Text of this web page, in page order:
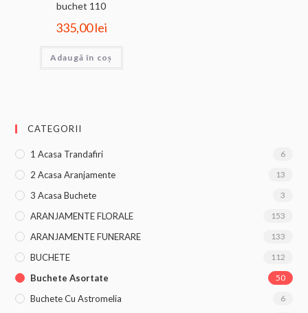
buchet 110
335,00lei
Adaugă în coș
CATEGORII
1 Acasa Trandafiri 6
2 Acasa Aranjamente 13
3 Acasa Buchete 3
ARANJAMENTE FLORALE 153
ARANJAMENTE FUNERARE 133
BUCHETE 112
Buchete Asortate 50
Buchete Cu Astromelia 6